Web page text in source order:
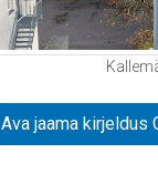
Ava jaama kirjeldus